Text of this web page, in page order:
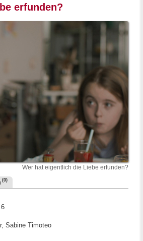
erfunden?
Wer hat eigentlich die Liebe erfunden?
(0)
Sabine Timoteo